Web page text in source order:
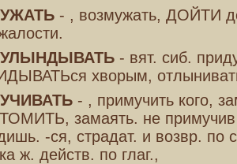
- , возмужать, ДОЙТИ
- вят. сиб.
хворым,
- , примучить кого,
замаять. не примучив
-ся, страдат. и возвр. по
ж. действ. по глаг.,